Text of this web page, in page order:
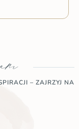
– ZAJRZYJ NA